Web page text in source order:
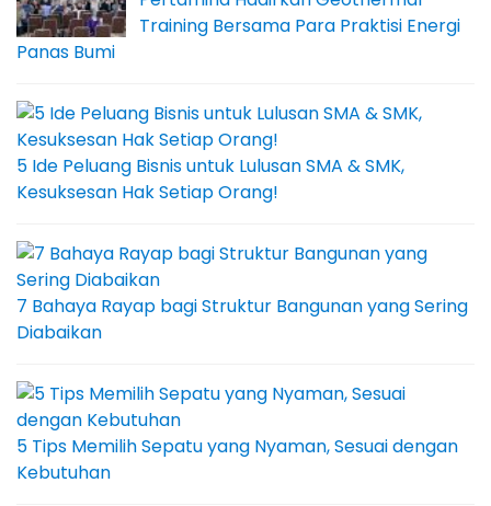
Training Bersama Para Praktisi Energi
Panas Bumi
5 Ide Peluang Bisnis untuk Lulusan SMA & SMK,
Kesuksesan Hak Setiap Orang!
7 Bahaya Rayap bagi Struktur Bangunan yang Sering
Diabaikan
5 Tips Memilih Sepatu yang Nyaman, Sesuai dengan
Kebutuhan